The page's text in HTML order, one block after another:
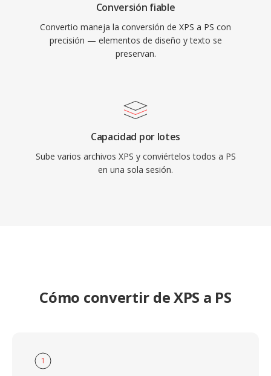
Conversión fiable
Convertio maneja la conversión de XPS a PS con
precisión — elementos de diseño y texto se
preservan.
Capacidad por lotes
Sube varios archivos XPS y conviértelos todos a PS
en una sola sesión.
Cómo convertir de XPS a PS
1